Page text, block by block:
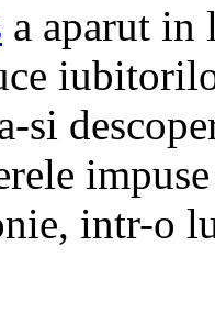
a aparut in
si
intr-o